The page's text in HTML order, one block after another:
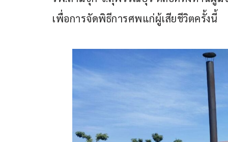
เพื่อการจัดพิธีการศพแก่ผู้เสียชีวิตครั้งนี้